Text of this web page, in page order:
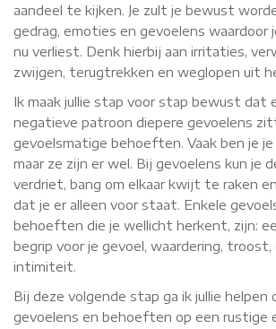
aandeel te kijken. Je zult je bewust
gedrag, emoties en gevoelens waardoor
nu verliest. Denk hierbij aan irritaties,
zwijgen, terugtrekken en weglopen uit
Ik maak jullie stap voor stap bewust dat
negatieve patroon diepere gevoelens
gevoelsmatige behoeften. Vaak ben je
maar ze zijn er wel. Bij gevoelens kun je
verdriet, bang om elkaar kwijt te raken
dat je er alleen voor staat. Enkele
behoeften die je wellicht herkent, zijn:
begrip voor je gevoel, waardering,
intimiteit.
Bij deze volgende stap ga ik jullie helpen
gevoelens en behoeften op een rustige